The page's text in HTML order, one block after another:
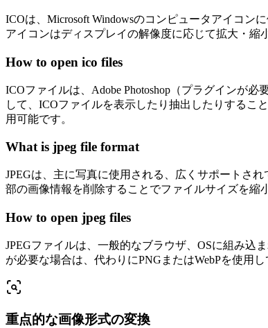
ICOは、Microsoft Windowsのコンピュータアイコン
アイコンはディスプレイの解像度に応じて拡大・縮
How to open ico files
ICOファイルは、Adobe Photoshop（プラグインが
して、ICOファイルを表示したり抽出したりするこ
用可能です。
What is jpeg file format
JPEGは、主に写真に使用される、広くサポートさ
部の画像情報を削除することでファイルサイズを縮
How to open jpeg files
JPEGファイルは、一般的なブラウザ、OSに組み込
が必要な場合は、代わりにPNGまたはWebPを使用し
重点的な画像形式の変換